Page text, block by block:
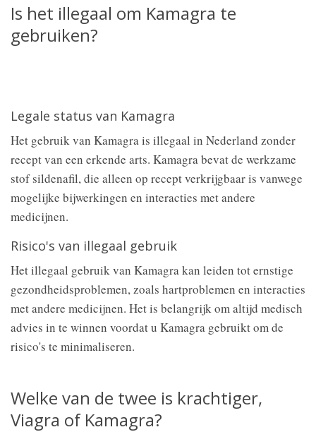
Is het illegaal om Kamagra te
gebruiken?
Legale status van Kamagra
Het gebruik van Kamagra is illegaal in Nederland zonder
recept van een erkende arts. Kamagra bevat de werkzame
stof sildenafil, die alleen op recept verkrijgbaar is vanwege
mogelijke bijwerkingen en interacties met andere
medicijnen.
Risico's van illegaal gebruik
Het illegaal gebruik van Kamagra kan leiden tot ernstige
gezondheidsproblemen, zoals hartproblemen en interacties
met andere medicijnen. Het is belangrijk om altijd medisch
advies in te winnen voordat u Kamagra gebruikt om de
risico's te minimaliseren.
Welke van de twee is krachtiger,
Viagra of Kamagra?